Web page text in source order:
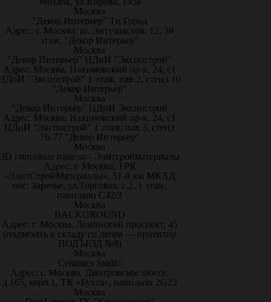
Москва
"Декор Интерьер" Тц Город
Адрес: г. Москва, ш. Энтузиастов, 12, 3й
этаж, "Декор Интерьер"
Москва
"Декор Интерьер" ЦДиИ "Экспострой"
Адрес: Москва, Нахимовский пр-к, 24, с1
"Экспострой" 1 этаж, пав.2, стенд 10
"Декор Интерьер"
Москва
"Декор Интерьер" ЦДиИ Экспострой
Адрес: Москва, Нахимовский пр-к, 24, с1
ЦДиИ "Экспострой" 1 этаж, пав.3, стенд
76-77 "Декор Интерьер"
Москва
3D гипсовые панели - Элитсройматериалы
Адрес: г. Москва, ТРК
«ЭлитСтройМатериалы», 51-й км МКАД
пос. Заречье, ул.Торговая, с.2, 1 этаж,
павильон С42/3
Москва
BACKGROUND
Адрес: г. Москва, Ленинский проспект, 45
(подъехать к складу со двора — ориентир
ПОДЪЕЗД №8)
Москва
Ceramics Studio
Адрес: г. Москва, Дмитровское шоссе,
д.165, корп.1, ТК «Бухта», павильон 2G22
Москва